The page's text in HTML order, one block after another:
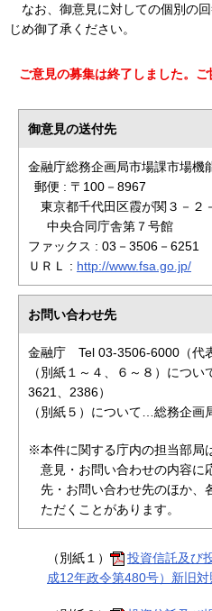
なお、御意見に対しての個別の
じめ御了承ください。
ご意見の募集は終了しました。ご
御意見の送付先
金融庁総務企画局市場課市場機
郵便 : 〒100－8967
東京都千代田区霞が関３－２
中央合同庁舎第７号館
ファックス : 03－3506－6251
ＵＲＬ : http://www.fsa.go.jp/
お問い合わせ先
金融庁 Tel 03-3506-6000（代
（別紙１～４、６～８）につ
3621、2386）
（別紙５）について…総務企画
※本件に関する庁内の担当部局
意見・お問い合わせの内容に
先・お問い合わせ先のほか、
ただくことがあります。
（別紙１）
投資信託及び
成12年政令第480号）新旧対